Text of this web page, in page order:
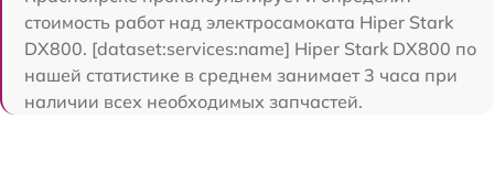
стоимость работ над электросамоката Hiper Stark
DX800. [dataset:services:name] Hiper Stark DX800 по
нашей статистике в среднем занимает 3 часа при
наличии всех необходимых запчастей.